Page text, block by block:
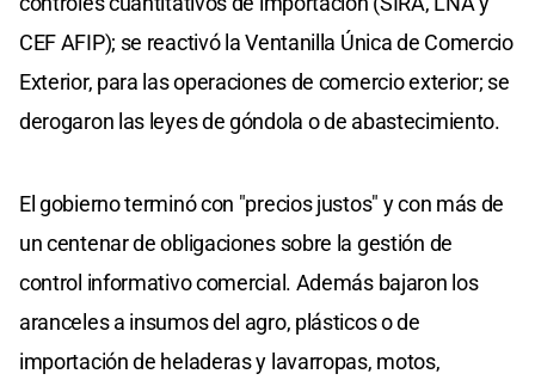
CEF AFIP); se reactivó la Ventanilla Única de Comercio
Exterior, para las operaciones de comercio exterior; se
derogaron las leyes de góndola o de abastecimiento.
El gobierno terminó con "precios justos" y con más de
un centenar de obligaciones sobre la gestión de
control informativo comercial. Además bajaron los
aranceles a insumos del agro, plásticos o de
importación de heladeras y lavarropas, motos,